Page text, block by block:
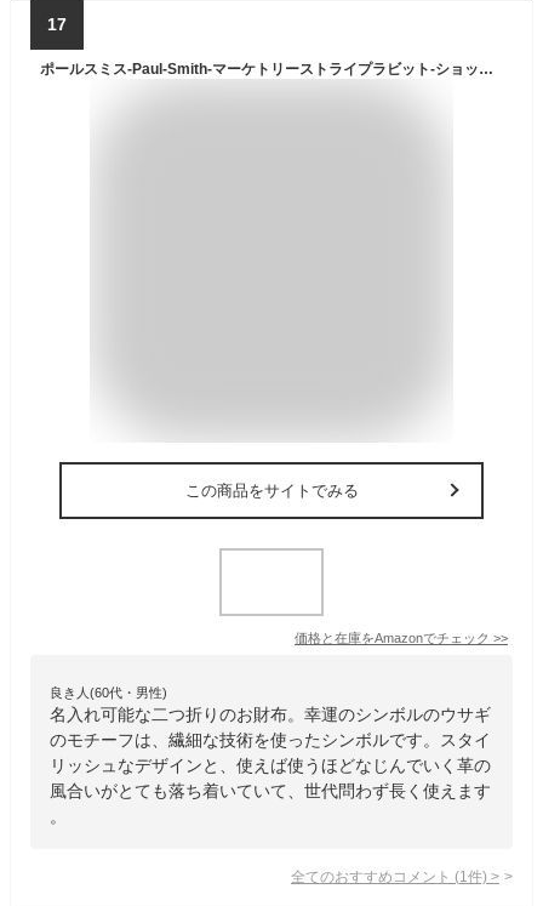
17
ポールスミス-Paul-Smith-マーケトリーストライプラビット-ショップバッグ付
この商品をサイトでみる
価格と在庫をAmazonでチェック >>
良き人(60代・男性)
名入れ可能な二つ折りのお財布。幸運のシンボルのウサギ
のモチーフは、繊細な技術を使ったシンボルです。スタイ
リッシュなデザインと、使えば使うほどなじんでいく革の
風合いがとても落ち着いていて、世代問わず長く使えます
。
全てのおすすめコメント (1 件) >